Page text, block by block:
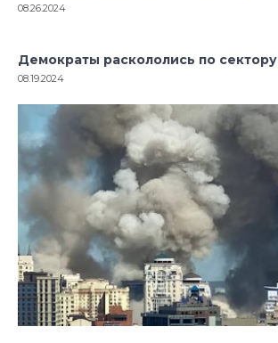
08.26.2024
Демократы раскололись по сектору
08.19.2024